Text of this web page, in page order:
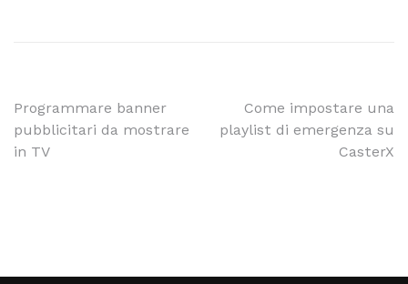
Programmare banner
pubblicitari da mostrare
in TV
Come impostare una
playlist di emergenza su
CasterX